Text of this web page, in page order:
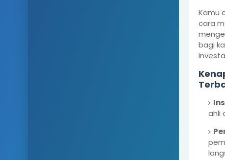
Kamu
cara
bagi
ahli